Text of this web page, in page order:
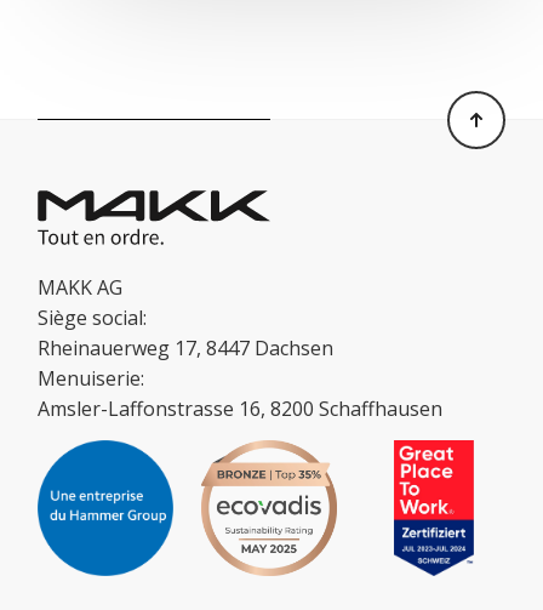
MAKK AG
Siège social:
Rheinauerweg 17, 8447 Dachsen
Menuiserie:
Amsler-Laffonstrasse 16, 8200 Schaffhausen